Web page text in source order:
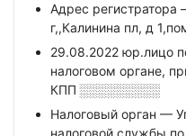
Адрес
г,,Калинина пл, д
29.08.2022 юр.лицо
налоговом органе,
КПП ░░░░░░░░░
Налоговый орган —
налоговой службы